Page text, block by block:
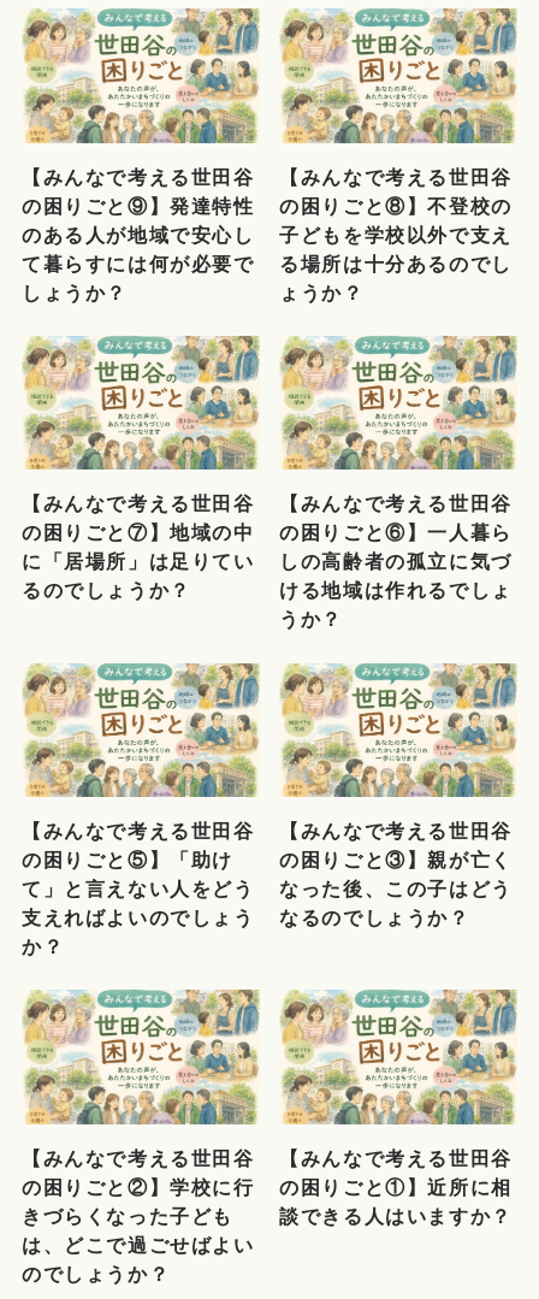
【みんなで考える世田谷
の困りごと⑨】発達特性
のある人が地域で安心し
て暮らすには何が必要で
しょうか？
【みんなで考える世田谷
の困りごと⑧】不登校の
子どもを学校以外で支え
る場所は十分あるのでし
ょうか？
【みんなで考える世田谷
の困りごと⑦】地域の中
に「居場所」は足りてい
るのでしょうか？
【みんなで考える世田谷
の困りごと⑥】一人暮ら
しの高齢者の孤立に気づ
ける地域は作れるでしょ
うか？
【みんなで考える世田谷
の困りごと⑤】「助け
て」と言えない人をどう
支えればよいのでしょう
か？
【みんなで考える世田谷
の困りごと③】親が亡く
なった後、この子はどう
なるのでしょうか？
【みんなで考える世田谷
の困りごと②】学校に行
きづらくなった子ども
は、どこで過ごせばよい
のでしょうか？
【みんなで考える世田谷
の困りごと①】近所に相
談できる人はいますか？